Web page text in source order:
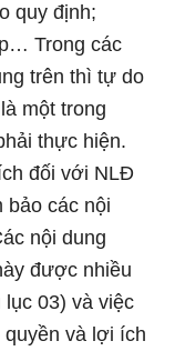
quy định;
Trong các
trên thì tự do
một trong
thực hiện.
đối với NLĐ
bảo các nội
nội dung
được nhiều
03) và việc
và lợi ích